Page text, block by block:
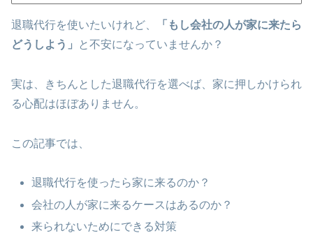
退職代行を使いたいけれど、
「もし会社の人が家に来たら
どうしよう」
と不安になっていませんか？
実は、きちんとした退職代行を選べば、家に押しかけられ
る心配はほぼありません。
この記事では、
退職代行を使ったら家に来るのか？
会社の人が家に来るケースはあるのか？
来られないためにできる対策